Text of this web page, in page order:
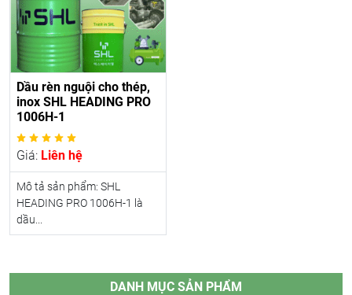
Dầu rèn nguội cho thép,
inox SHL HEADING PRO
1006H-1
Giá: Liên hệ
Mô tả sản phẩm: SHL
HEADING PRO 1006H-1 là
dầu...
DANH MỤC SẢN PHẨM